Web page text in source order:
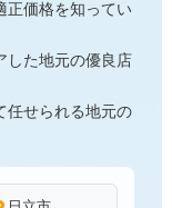
正価格を知ってい
した地元の優良店
任せられる地元の